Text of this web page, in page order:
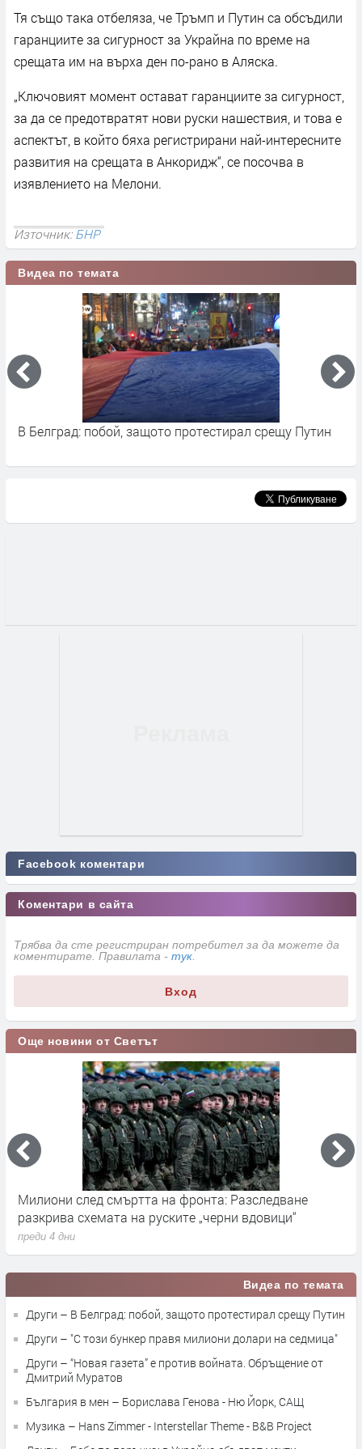
Тя също така отбеляза, че Тръмп и Путин са обсъдили
гаранциите за сигурност за Украйна по време на
срещата им на върха ден по-рано в Аляска.
„Ключовият момент остават гаранциите за сигурност,
за да се предотвратят нови руски нашествия, и това е
аспектът, в който бяха регистрирани най-интересните
развития на срещата в Анкоридж“, се посочва в
изявлението на Мелони.
Източник:БНР
Видеа по темата
срещу Путин "С този бункер правя милиони
Facebook коментари
Коментари в сайта
Трябва да сте регистриран потребител за да можете да
коментирате. Правилата - тук
Вход
Още новини от Светът
фронта: Разследване
„черни вдовици“
Германските служби
влияние върху местния вот
Видеа по темата
Други – В Белград: побой, защото протестирал срещу Путин
Други – "С този бункер правя милиони долари на седмица"
Други – “Новая газета” е против войната. Обръщение от
Дмитрий Муратов
България в мен – Борислава Генова - Ню Йорк, САЩ
Музика – Hans Zimmer - Interstellar Theme - B&B Project